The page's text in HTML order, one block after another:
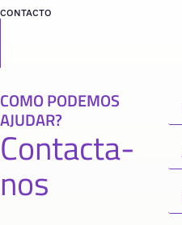
CONTACTO
COMO PODEMOS
AJUDAR?
Contacta-
nos